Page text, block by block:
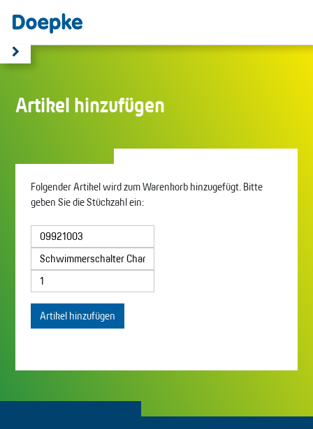
Artikel hinzufügen
Folgender Artikel wird zum Warenkorb hinzugefügt. Bitte
geben Sie die Stückzahl ein:
Artikel hinzufügen